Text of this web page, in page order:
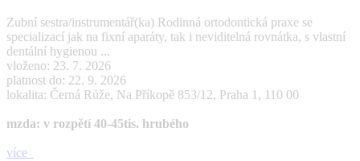
Zubní sestra/instrumentář(ka) Rodinná ortodontická praxe se
specializací jak na fixní aparáty, tak i neviditelná rovnátka, s vlastní
dentální hygienou ...
vloženo: 23. 7. 2026
platnost do: 22. 9. 2026
lokalita: Černá Růže, Na Příkopě 853/12, Praha 1, 110 00
mzda: v rozpětí 40-45tis. hrubého
více